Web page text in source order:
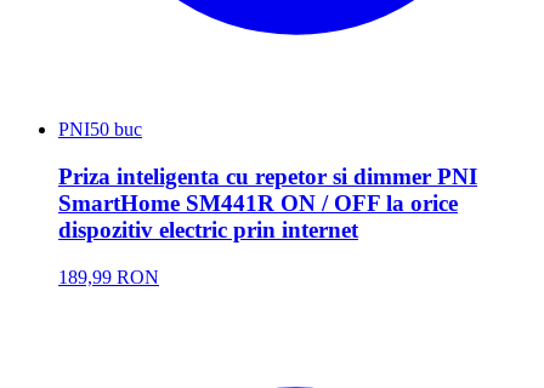
PNI50 buc
Priza inteligenta cu repetor si dimmer PNI
SmartHome SM441R ON / OFF la orice
dispozitiv electric prin internet
189,99 RON